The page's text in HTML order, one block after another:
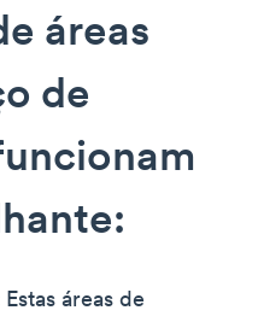
áreas
de
Estas áreas de